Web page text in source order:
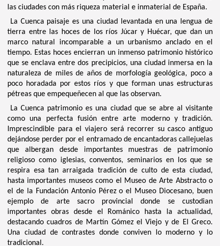
las ciudades con más riqueza material e inmaterial de España.
La Cuenca paisaje es una ciudad levantada en una lengua de
tierra entre las hoces de los ríos Júcar y Huécar, que dan un
marco natural incomparable a un urbanismo anclado en el
tiempo. Estas hoces encierran un inmenso patrimonio histórico
que se enclava entre dos precipicios, una ciudad inmersa en la
naturaleza de miles de años de morfología geológica, poco a
poco horadada por estos ríos y que forman unas estructuras
pétreas que empequeñecen al que las observan.
La Cuenca patrimonio es una ciudad que se abre al visitante
como una perfecta fusión entre arte moderno y tradición.
Imprescindible para el viajero será recorrer su casco antiguo
dejándose perder por el entramado de encantadoras callejuelas
que albergan desde importantes muestras de patrimonio
religioso como iglesias, conventos, seminarios en los que se
respira esa tan arraigada tradición de culto de esta ciudad,
hasta importantes museos como el Museo de Arte Abstracto o
el de la Fundación Antonio Pérez o el Museo Diocesano, buen
ejemplo de arte sacro provincial donde se custodian
importantes obras desde el Románico hasta la actualidad,
destacando cuadros de Martín Gómez el Viejo y de El Greco.
Una ciudad de contrastes donde conviven lo moderno y lo
tradicional.